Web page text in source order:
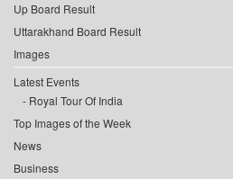
Up Board Result
Uttarakhand Board Result
Images
Latest Events
Royal Tour Of India
Top Images of the Week
News
Business